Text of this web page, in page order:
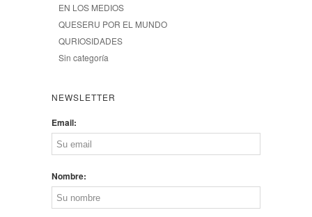
EN LOS MEDIOS
QUESERU POR EL MUNDO
QURIOSIDADES
Sin categoría
NEWSLETTER
Email:
Nombre: